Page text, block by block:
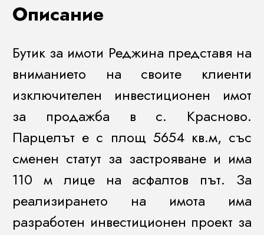
Описание
Бутик за имоти Реджина представя на
вниманието на своите клиенти
изключителен инвестиционен имот
за продажба в с. Красново.
Парцелът е с площ 5654 кв.м, със
сменен статут за застрояване и има
110 м лице на асфалтов път. За
реализирането на имота има
разработен инвестиционен проект за